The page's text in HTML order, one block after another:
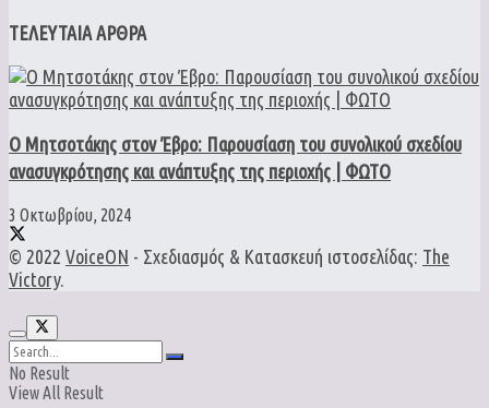
ΤΕΛΕΥΤΑΙΑ ΑΡΘΡΑ
Ο Μητσοτάκης στον Έβρο: Παρουσίαση του συνολικού σχεδίου
ανασυγκρότησης και ανάπτυξης της περιοχής | ΦΩΤΟ
3 Οκτωβρίου, 2024
© 2022 VoiceON - Σχεδιασμός & Κατασκευή ιστοσελίδας: The
Victory.
No Result
View All Result